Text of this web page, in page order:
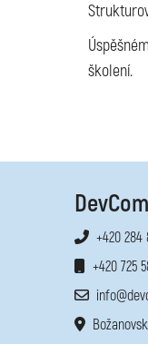
školení.
+420 284
+420 725